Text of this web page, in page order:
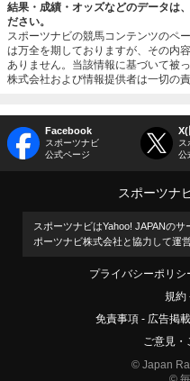
結果・成績・オッズなどのデータは
ださい。
スポーツナビの競馬コンテンツのペ
は万全を期しておりますが、その内
ありません。当該情報に基づいて被
株式会社および情報提供者は一切の
Facebook
スポーツナビ
公式ページ
ス
公
スポーツナ
スポーツナビはYahoo! JAPANの
ポーツナビ株式会社と協力して運
プライバシーポリシ
規約
免責事項
広告掲
ご意見・
© Japan